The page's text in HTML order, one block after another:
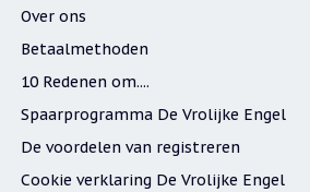
Over ons
Betaalmethoden
10 Redenen om....
Spaarprogramma De Vrolijke Engel
De voordelen van registreren
Cookie verklaring De Vrolijke Engel